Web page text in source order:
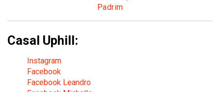
Padrim
Casal Uphill:
Instagram
Facebook
Facebook Leandro